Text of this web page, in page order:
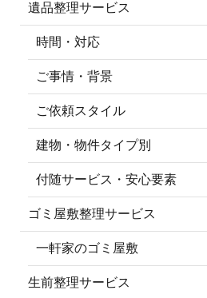
遺品整理サービス
時間・対応
ご事情・背景
ご依頼スタイル
建物・物件タイプ別
付随サービス・安心要素
ゴミ屋敷整理サービス
一軒家のゴミ屋敷
生前整理サービス